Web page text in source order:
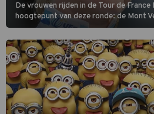
De vrouwen rijden in de Tour de
hoogtepunt van deze ronde: de Mont
finishten de vrouwen voor deze koers
buitencategorie. De aanloop naar de